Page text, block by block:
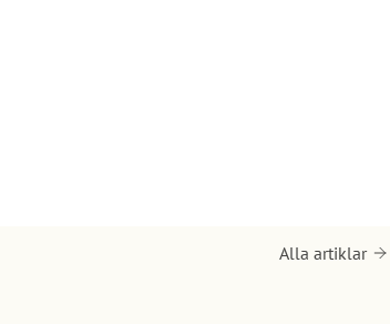
Alla artiklar